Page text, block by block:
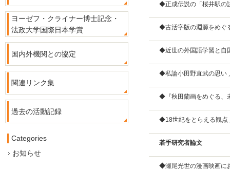
◆正成伝説の「桜井駅の
◆古活字版の淵源をめぐ
◆近世の外国語学習と自
◆私論小田野直武の思い
◆『秋田蘭画をめぐる、
◆18世紀をとらえる観点
若手研究者論文
◆瀬尾光世の漫画映画に
ヨーゼフ・クライナー博士記念・
法政大学国際日本学賞
国内外機関との協定
関連リンク集
過去の活動記録
Categories
お知らせ